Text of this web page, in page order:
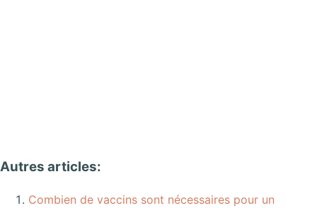
Autres articles:
Combien de vaccins sont nécessaires pour un